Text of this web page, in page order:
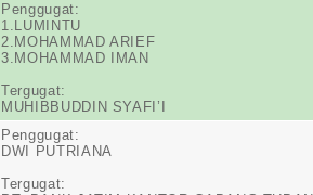
Penggugat:
1.LUMINTU
2.MOHAMMAD ARIEF
3.MOHAMMAD IMAN
Tergugat:
MUHIBBUDDIN SYAFI’I
Penggugat:
DWI PUTRIANA
Tergugat: